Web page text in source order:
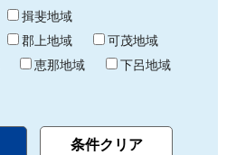
揖斐地域
郡上地域
可茂地域
恵那地域
下呂地域